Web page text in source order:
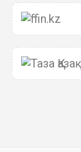
05 Авг. 2026 16:08
рассказали о
Курултай